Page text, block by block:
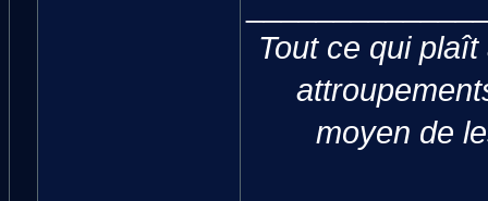
Tout ce qui
moyen de